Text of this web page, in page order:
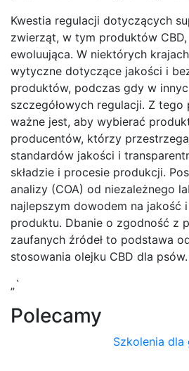
Kwestia regulacji dotyczących
zwierząt, w tym produktów
ewoluująca. W niektórych
wytyczne dotyczące jakości i
produktów, podczas gdy w
szczegółowych regulacji. Z
ważne jest, aby wybierać
producentów, którzy
standardów jakości i
składzie i procesie produkcji.
analizy (COA) od niezależnego
najlepszym dowodem na jakość
produktu. Dbanie o zgodność z
zaufanych źródeł to podstawa
stosowania olejku CBD dla psów.
„`
Polecamy
Szkolenia dla